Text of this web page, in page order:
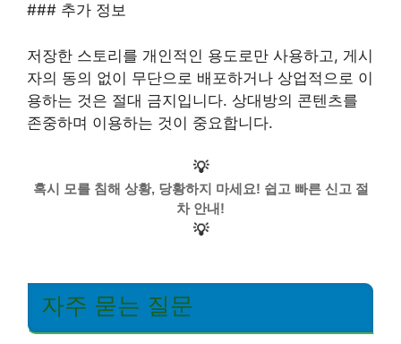
### 추가 정보
저장한 스토리를 개인적인 용도로만 사용하고, 게시
자의 동의 없이 무단으로 배포하거나 상업적으로 이
용하는 것은 절대 금지입니다. 상대방의 콘텐츠를
존중하며 이용하는 것이 중요합니다.
💡
혹시 모를 침해 상황, 당황하지 마세요! 쉽고 빠른 신고 절
차 안내!
💡
자주 묻는 질문